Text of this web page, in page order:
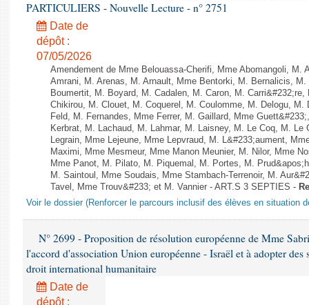
PARTICULIERS - Nouvelle Lecture - n° 2751
Date de
dépôt :
07/05/2026
Amendement de Mme Belouassa-Cherifi, Mme Abomangoli, M.
Amrani, M. Arenas, M. Arnault, Mme Bentorki, M. Bernalicis,
Boumertit, M. Boyard, M. Cadalen, M. Caron, M.
Chikirou, M. Clouet, M. Coquerel, M. Coulomme, M. Delogu, M.
Feld, M. Fernandes, Mme Ferrer, M. Gaillard, Mme
Kerbrat, M. Lachaud, M. Lahmar, M. Laisney, M. Le Coq, M. Le
Legrain, Mme Lejeune, Mme Lepvraud, M. L&#233;aument,
Maximi, Mme Mesmeur, Mme Manon Meunier, M. Nilor, Mme
Mme Panot, M. Pilato, M. Piquemal, M. Portes, M.
M. Saintoul, Mme Soudais, Mme Stambach-Terrenoir, M.
Tavel, Mme Trouv&#233; et M. Vannier - ART.S 3 SEPTIES -
Voir le dossier (Renforcer le parcours inclusif des élèves en situation
N° 2699 - Proposition de résolution européenne de Mme
l'accord d'association Union européenne - Israël et à adopter
droit international humanitaire
Date de
dépôt :